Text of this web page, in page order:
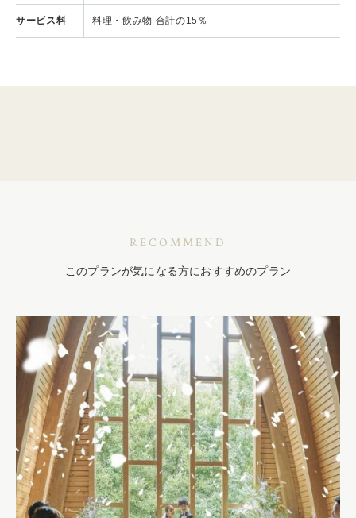
サービス料 料理・飲み物 合計の15％
RECOMMEND
このプランが気になる方におすすめのプラン